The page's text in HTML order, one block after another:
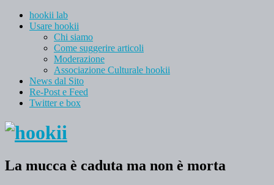
hookii lab
Usare hookii
Chi siamo
Come suggerire articoli
Moderazione
Associazione Culturale hookii
News dal Sito
Re-Post e Feed
Twitter e box
La mucca è caduta ma non è morta